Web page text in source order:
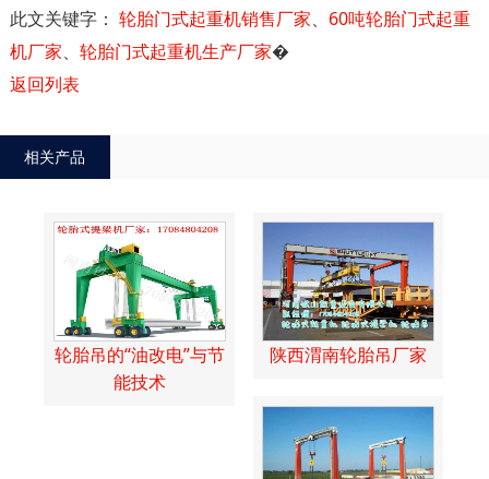
此文关键字： 轮胎门式起重机销售厂家、 60吨轮胎门式起重
机厂家、 轮胎门式起重机生产厂家�
返回列表
相关产品
轮胎吊的“油改电”与节
能技术
陕西渭南轮胎吊厂家